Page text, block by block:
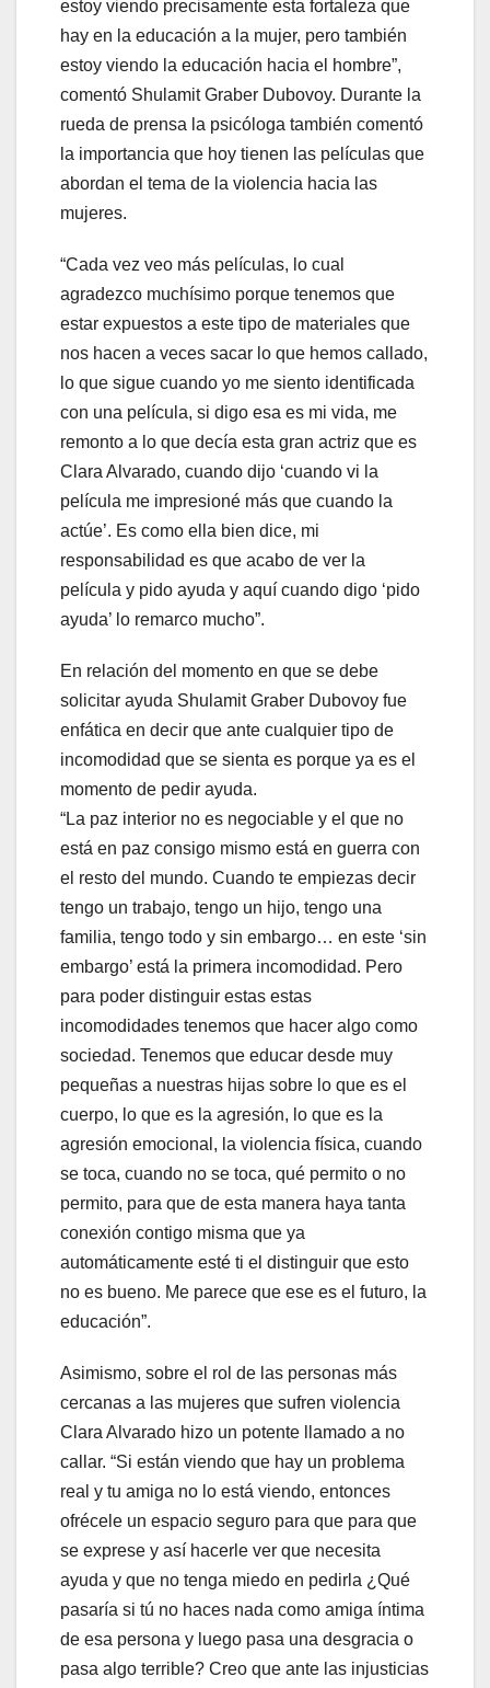
estoy viendo precisamente esta fortaleza que
hay en la educación a la mujer, pero también
estoy viendo la educación hacia el hombre”,
comentó Shulamit Graber Dubovoy. Durante la
rueda de prensa la psicóloga también comentó
la importancia que hoy tienen las películas que
abordan el tema de la violencia hacia las
mujeres.
“Cada vez veo más películas, lo cual
agradezco muchísimo porque tenemos que
estar expuestos a este tipo de materiales que
nos hacen a veces sacar lo que hemos callado,
lo que sigue cuando yo me siento identificada
con una película, si digo esa es mi vida, me
remonto a lo que decía esta gran actriz que es
Clara Alvarado, cuando dijo ‘cuando vi la
película me impresioné más que cuando la
actúe’. Es como ella bien dice, mi
responsabilidad es que acabo de ver la
película y pido ayuda y aquí cuando digo ‘pido
ayuda’ lo remarco mucho”.
En relación del momento en que se debe
solicitar ayuda Shulamit Graber Dubovoy fue
enfática en decir que ante cualquier tipo de
incomodidad que se sienta es porque ya es el
momento de pedir ayuda.
“La paz interior no es negociable y el que no
está en paz consigo mismo está en guerra con
el resto del mundo. Cuando te empiezas decir
tengo un trabajo, tengo un hijo, tengo una
familia, tengo todo y sin embargo… en este ‘sin
embargo’ está la primera incomodidad. Pero
para poder distinguir estas estas
incomodidades tenemos que hacer algo como
sociedad. Tenemos que educar desde muy
pequeñas a nuestras hijas sobre lo que es el
cuerpo, lo que es la agresión, lo que es la
agresión emocional, la violencia física, cuando
se toca, cuando no se toca, qué permito o no
permito, para que de esta manera haya tanta
conexión contigo misma que ya
automáticamente esté ti el distinguir que esto
no es bueno. Me parece que ese es el futuro, la
educación”.
Asimismo, sobre el rol de las personas más
cercanas a las mujeres que sufren violencia
Clara Alvarado hizo un potente llamado a no
callar. “Si están viendo que hay un problema
real y tu amiga no lo está viendo, entonces
ofrécele un espacio seguro para que para que
se exprese y así hacerle ver que necesita
ayuda y que no tenga miedo en pedirla ¿Qué
pasaría si tú no haces nada como amiga íntima
de esa persona y luego pasa una desgracia o
pasa algo terrible? Creo que ante las injusticias